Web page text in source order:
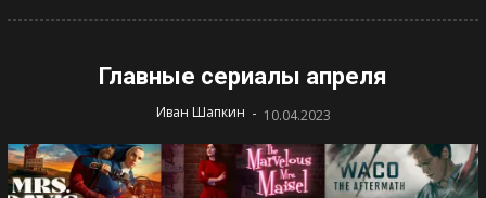
Главные сериалы апреля
Иван Шапкин - 10.04.2023